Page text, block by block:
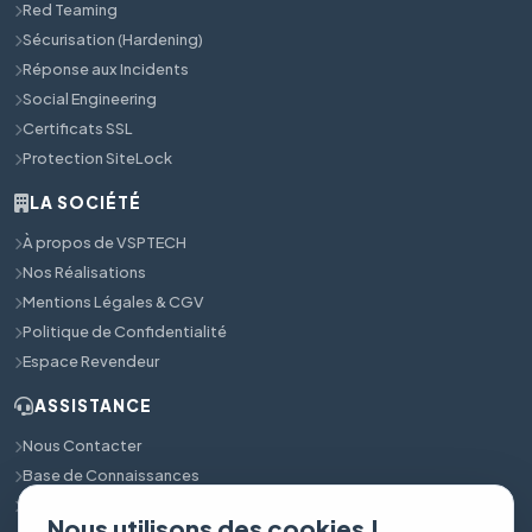
Red Teaming
Sécurisation (Hardening)
Réponse aux Incidents
Social Engineering
Certificats SSL
Protection SiteLock
LA SOCIÉTÉ
À propos de VSPTECH
Nos Réalisations
Mentions Légales & CGV
Politique de Confidentialité
Espace Revendeur
ASSISTANCE
Nous Contacter
Base de Connaissances